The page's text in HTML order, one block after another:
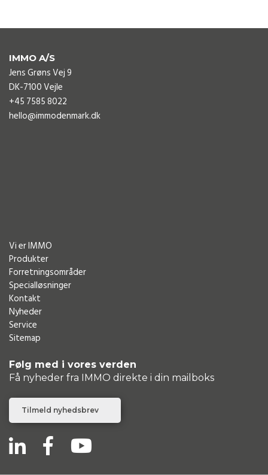
IMMO A/S
Jens Grøns Vej 9
DK-7100 Vejle
+45 7585 8022
hello@immodenmark.dk
Vi er IMMO
Produkter
Forretningsområder
Specialløsninger
Kontakt
Nyheder
Service
Sitemap
Følg med i vores verden
Få nyheder fra IMMO direkte i din mailboks
Tilmeld nyhedsbrev